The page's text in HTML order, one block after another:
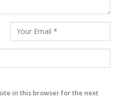
in this browser for the next